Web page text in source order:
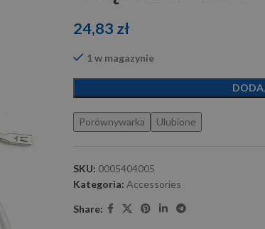
24,83 zł
1 w magazynie
Porównywarka Ulubione
SKU: 0005404005
Kategoria: Accessories
Share: